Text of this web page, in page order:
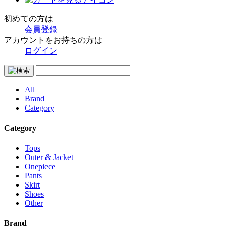
初めての方は
会員登録
アカウントをお持ちの方は
ログイン
All
Brand
Category
Category
Tops
Outer & Jacket
Onepiece
Pants
Skirt
Shoes
Other
Brand